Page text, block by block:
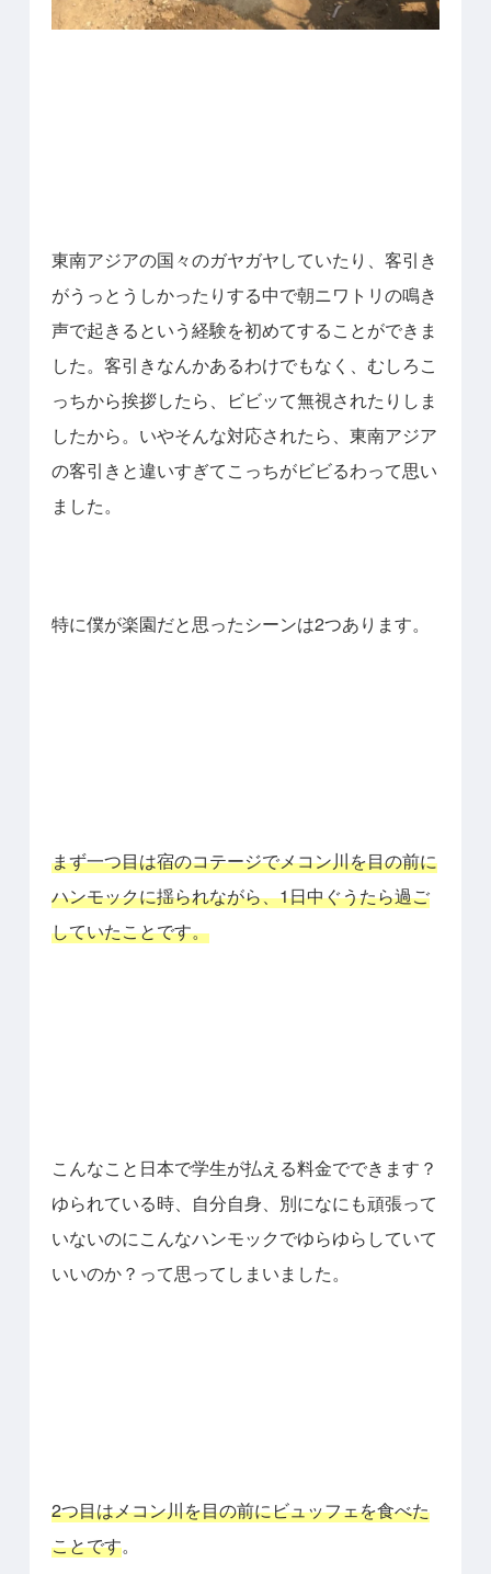
東南アジアの国々のガヤガヤしていたり、客引き
がうっとうしかったりする中で朝ニワトリの鳴き
声で起きるという経験を初めてすることができま
した。 客引きなんかあるわけでもなく、むしろこ
っちから挨拶したら、ビビッて無視されたりしま
したから。 いやそんな対応されたら、東南アジア
の客引きと違いすぎてこっちがビビるわって思い
ました。
特に僕が楽園だと思ったシーンは2つあります。
まず一つ目は宿のコテージでメコン川を目の前に
ハンモックに揺られながら、1日中ぐうたら過ご
していたことです。
こんなこと日本で学生が払える料金でできます？
ゆられている時、自分自身、別になにも頑張って
いないのにこんなハンモックでゆらゆらしていて
いいのか？って思ってしまいました。
2つ目はメコン川を目の前にビュッフェを食べた
ことです。